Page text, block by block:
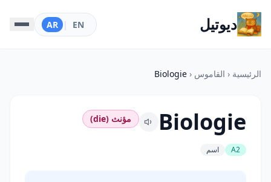
ديوتيل EN
|
AR
الرئيسية ‹ القاموس ‹
Biologie
Biologie مؤنث (die)
A2 اسم